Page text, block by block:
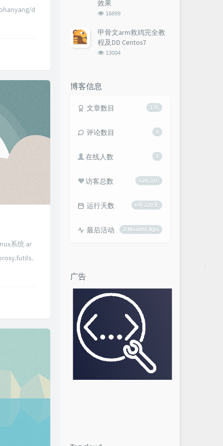
d
系统 ar
效果
浏
次
数:
16899
甲骨文arm救鸡完全教
程及DD Centos7
浏
13004
博客信息
135
文章数目
8
评论数目
1
在线人数
628,315
访客总数
6年270天
运行天数
2 Mouths Ago
最后活动
广告